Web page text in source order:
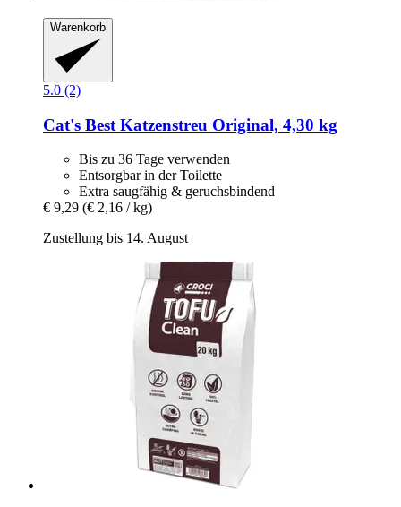
Warenkorb
5.0 (2)
Cat's Best Katzenstreu Original, 4,30 kg
Bis zu 36 Tage verwenden
Entsorgbar in der Toilette
Extra saugfähig & geruchsbindend
€ 9,29 (€ 2,16 / kg)
Zustellung bis 14. August